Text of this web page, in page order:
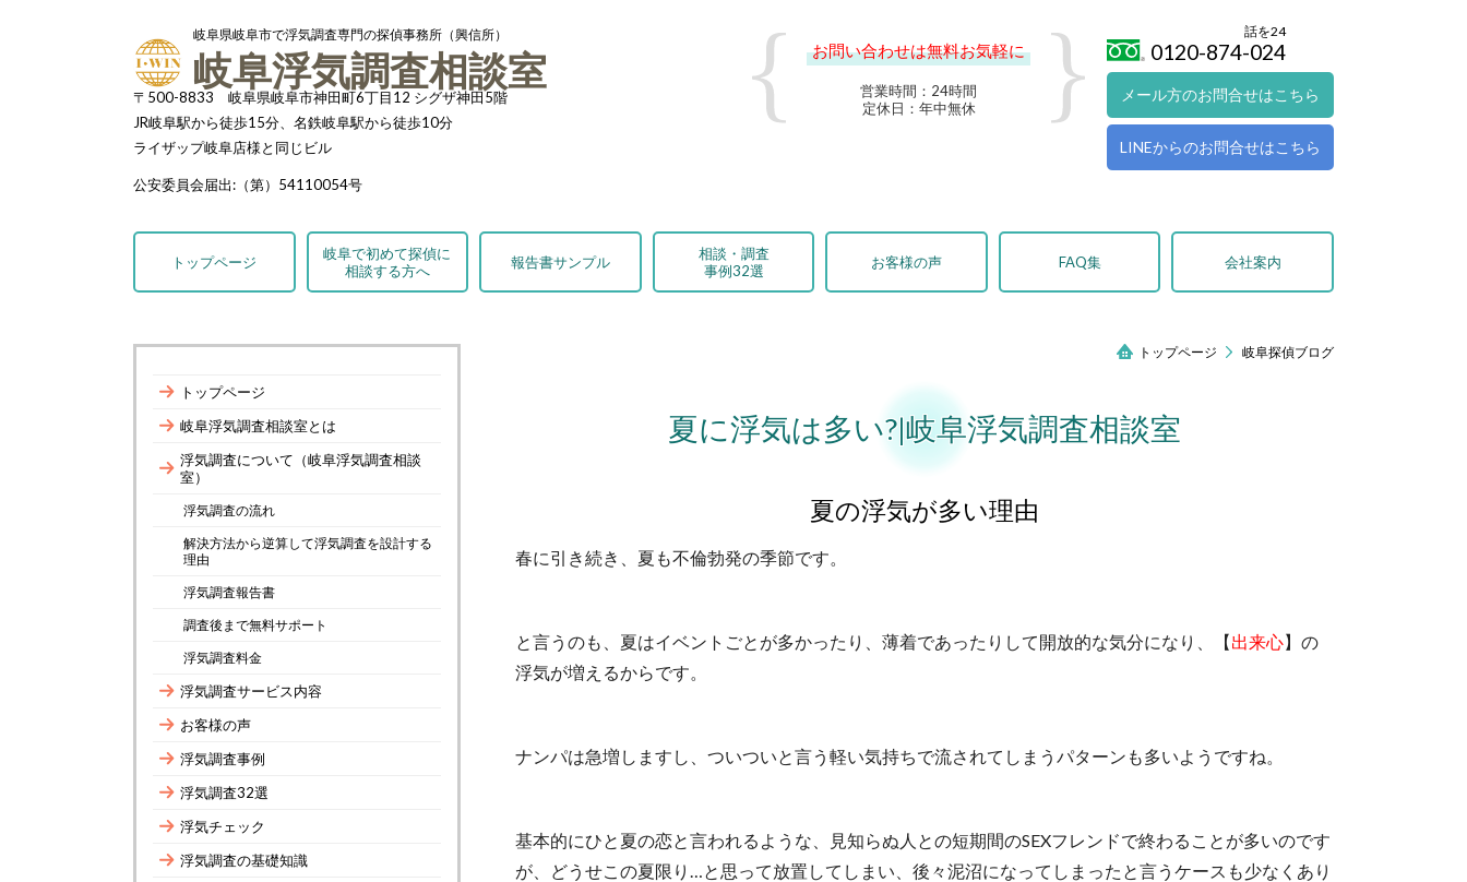
岐阜県岐阜市で浮気調査専門の探偵事務所（興信所）
岐阜浮気調査相談室
〒500-8833 岐阜県岐阜市神田町6丁目12 シグザ神田5階
JR岐阜駅から徒歩15分、名鉄岐阜駅から徒歩10分
ライザップ岐阜店様と同じビル
公安委員会届出:（第）54110054号
お問い合わせは無料お気軽に
営業時間：24時間
定休日：年中無休
話を24
0120-874-024
メール方のお問合せはこちら
LINEからのお問合せはこちら
トップページ
岐阜で初めて探偵に
相談する方へ
報告書サンプル
相談・調査
事例32選
お客様の声 FAQ集 会社案内
トップページ 岐阜探偵ブログ
夏に浮気は多い?|岐阜浮気調査相談室
夏の浮気が多い理由
春に引き続き、夏も不倫勃発の季節です。
と言うのも、夏はイベントごとが多かったり、薄着であったりして開放的な気分になり、【出来心】の
浮気が増えるからです。
ナンパは急増しますし、ついついと言う軽い気持ちで流されてしまうパターンも多いようですね。
基本的にひと夏の恋と言われるような、見知らぬ人との短期間のSEXフレンドで終わることが多いのです
が、どうせこの夏限り…と思って放置してしまい、後々泥沼になってしまったと言うケースも少なくあり
トップページ
岐阜浮気調査相談室とは
浮気調査について（岐阜浮気調査相談
室）
浮気調査の流れ
解決方法から逆算して浮気調査を設計する
理由
浮気調査報告書
調査後まで無料サポート
浮気調査料金
浮気調査サービス内容
お客様の声
浮気調査事例
浮気調査32選
浮気チェック
浮気調査の基礎知識